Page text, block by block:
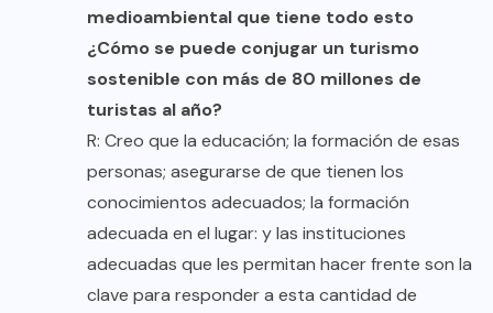
medioambiental que tiene todo esto
¿Cómo se puede conjugar un turismo
sostenible con más de 80 millones de
turistas al año?
R: Creo que la educación; la formación de esas
personas; asegurarse de que tienen los
conocimientos adecuados; la formación
adecuada en el lugar: y las instituciones
adecuadas que les permitan hacer frente son la
clave para responder a esta cantidad de